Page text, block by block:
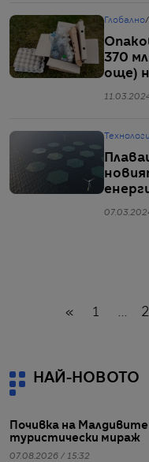
Глобално/
370
още)
«Назад
1 ...
НАЙ-НОВОТО
Почивка на
туристически мираж
07.08.2026 / 15:32